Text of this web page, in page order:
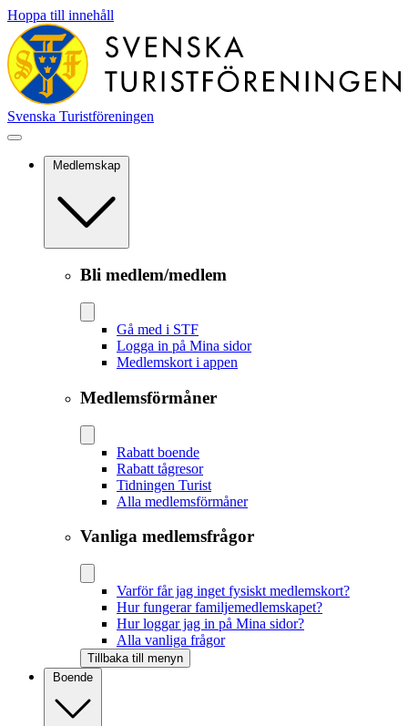
Hoppa till innehåll
Svenska Turistföreningen
Medlemskap
Bli medlem/medlem
Gå med i STF
Logga in på Mina sidor
Medlemskort i appen
Medlemsförmåner
Rabatt boende
Rabatt tågresor
Tidningen Turist
Alla medlemsförmåner
Vanliga medlemsfrågor
Varför får jag inget fysiskt medlemskort?
Hur fungerar familjemedlemskapet?
Hur loggar jag in på Mina sidor?
Alla vanliga frågor
Tillbaka till menyn
Boende